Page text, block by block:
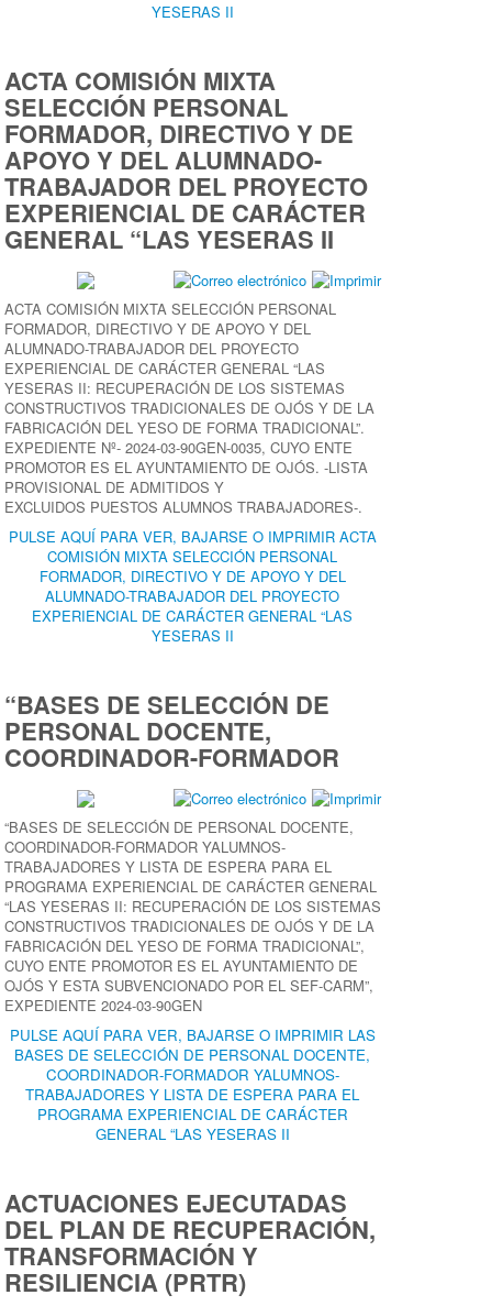
YESERAS II
ACTA COMISIÓN MIXTA
SELECCIÓN PERSONAL
FORMADOR, DIRECTIVO Y DE
APOYO Y DEL ALUMNADO-
TRABAJADOR DEL PROYECTO
EXPERIENCIAL DE CARÁCTER
GENERAL “LAS YESERAS II
ACTA COMISIÓN MIXTA SELECCIÓN PERSONAL
FORMADOR, DIRECTIVO Y DE APOYO Y DEL
ALUMNADO-TRABAJADOR DEL PROYECTO
EXPERIENCIAL DE CARÁCTER GENERAL “LAS
YESERAS II: RECUPERACIÓN DE LOS SISTEMAS
CONSTRUCTIVOS TRADICIONALES DE OJÓS Y DE LA
FABRICACIÓN DEL YESO DE FORMA TRADICIONAL”.
EXPEDIENTE Nº- 2024-03-90GEN-0035, CUYO ENTE
PROMOTOR ES EL AYUNTAMIENTO DE OJÓS. -LISTA
PROVISIONAL DE ADMITIDOS Y
EXCLUIDOS PUESTOS ALUMNOS TRABAJADORES-.
PULSE AQUÍ PARA VER, BAJARSE O IMPRIMIR ACTA
COMISIÓN MIXTA SELECCIÓN PERSONAL
FORMADOR, DIRECTIVO Y DE APOYO Y DEL
ALUMNADO-TRABAJADOR DEL PROYECTO
EXPERIENCIAL DE CARÁCTER GENERAL “LAS
YESERAS II
“BASES DE SELECCIÓN DE
PERSONAL DOCENTE,
COORDINADOR-FORMADOR
“BASES DE SELECCIÓN DE PERSONAL DOCENTE,
COORDINADOR-FORMADOR YALUMNOS-
TRABAJADORES Y LISTA DE ESPERA PARA EL
PROGRAMA EXPERIENCIAL DE CARÁCTER GENERAL
“LAS YESERAS II: RECUPERACIÓN DE LOS SISTEMAS
CONSTRUCTIVOS TRADICIONALES DE OJÓS Y DE LA
FABRICACIÓN DEL YESO DE FORMA TRADICIONAL”,
CUYO ENTE PROMOTOR ES EL AYUNTAMIENTO DE
OJÓS Y ESTA SUBVENCIONADO POR EL SEF-CARM”,
EXPEDIENTE 2024-03-90GEN
PULSE AQUÍ PARA VER, BAJARSE O IMPRIMIR LAS
BASES DE SELECCIÓN DE PERSONAL DOCENTE,
COORDINADOR-FORMADOR YALUMNOS-
TRABAJADORES Y LISTA DE ESPERA PARA EL
PROGRAMA EXPERIENCIAL DE CARÁCTER
GENERAL “LAS YESERAS II
ACTUACIONES EJECUTADAS
DEL PLAN DE RECUPERACIÓN,
TRANSFORMACIÓN Y
RESILIENCIA (PRTR)